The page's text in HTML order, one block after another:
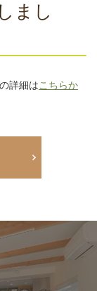
まし
詳細はこちらか